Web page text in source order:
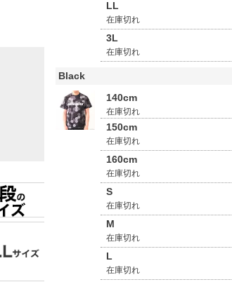
LL
在庫切れ
3L
在庫切れ
Black
140cm
在庫切れ
150cm
在庫切れ
160cm
在庫切れ
S
在庫切れ
M
在庫切れ
L
在庫切れ